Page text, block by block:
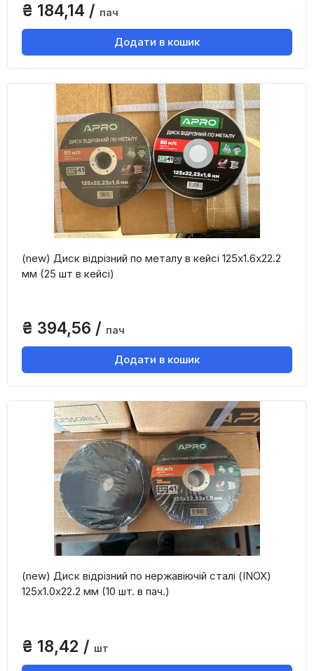
₴ 184,14 / пач
Додати в кошик
(new) Диск відрізний по металу в кейсі 125х1.6х22.2
мм (25 шт в кейсі)
₴ 394,56 / пач
Додати в кошик
(new) Диск відрізний по нержавіючій сталі (INOX)
125х1.0х22.2 мм (10 шт. в пач.)
₴ 18,42 / шт